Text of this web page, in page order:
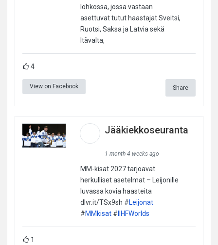
lohkossa, jossa vastaan
asettuvat tutut haastajat Sveitsi,
Ruotsi, Saksa ja Latvia sekä
Itävalta,
4
View on Facebook Share
Jääkiekkoseuranta
1 month 4 weeks ago
MM-kisat 2027 tarjoavat
herkulliset asetelmat – Leijonille
luvassa kovia haasteita
dlvr.it/TSx9sh #Leijonat
#MMkisat#IIHFWorlds
1